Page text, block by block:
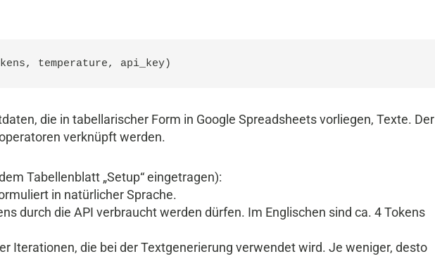
temperature, api_key)
die in tabellarischer Form in Google Spreadsheets vorliegen, Texte. Der
verknüpft werden.
Tabellenblatt „Setup“ eingetragen):
in natürlicher Sprache.
durch die API verbraucht werden dürfen. Im Englischen sind ca. 4 Tokens
Iterationen, die bei der Textgenerierung verwendet wird. Je weniger, desto